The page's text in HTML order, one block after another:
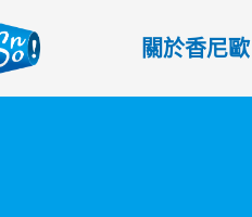
關於香尼歐